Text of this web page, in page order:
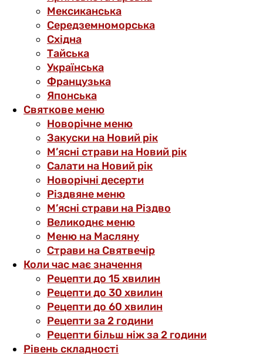
Мексиканська
Середземноморська
Східна
Тайська
Українська
Французька
Японська
Святкове меню
Новорічне меню
Закуски на Новий рік
М’ясні страви на Новий рік
Салати на Новий рік
Новорічні десерти
Різдвяне меню
М’ясні страви на Різдво
Великоднє меню
Меню на Масляну
Страви на Святвечір
Коли час має значення
Рецепти до 15 хвилин
Рецепти до 30 хвилин
Рецепти до 60 хвилин
Рецепти за 2 години
Рецепти більш ніж за 2 години
Рівень складності